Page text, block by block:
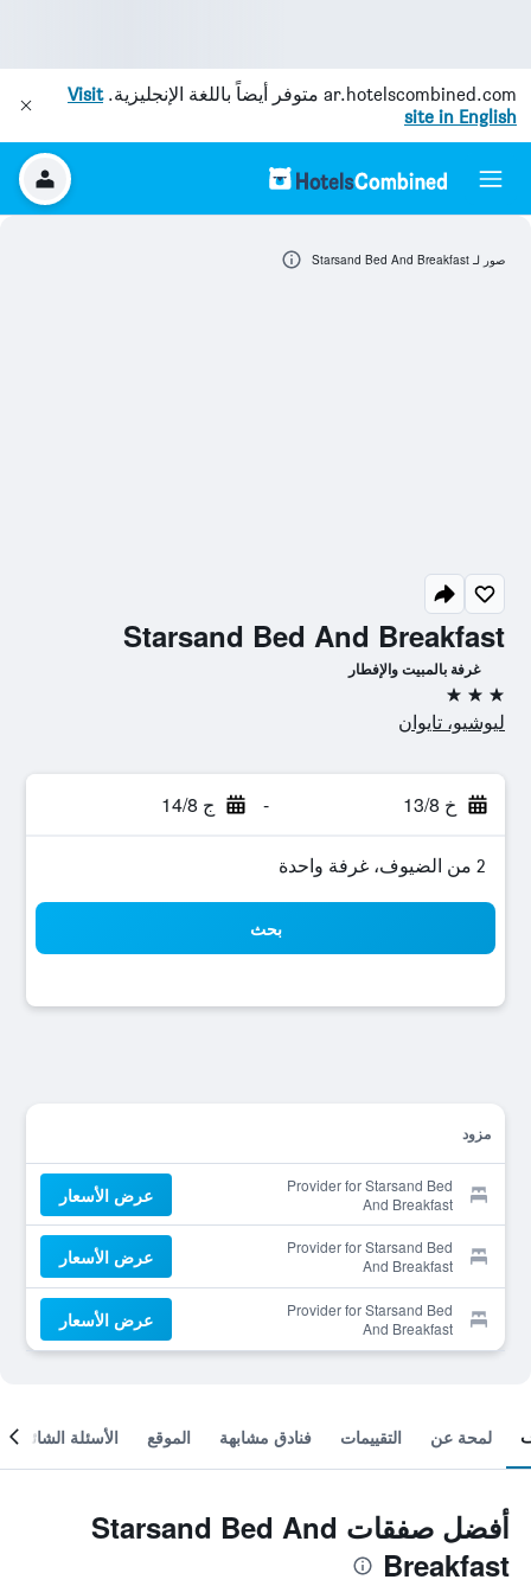
ar.hotelscombined.com متوفر أيضاً باللغة الإنجليزية.Visit
site in English
Starsand Bed And Breakfast
غرفة بالمبيت والإفطار
3 نجوم
ليوشيو، تايوان
خ 13/8 - ج 14/8
2 من الضيوف، غرفة واحدة
بحث
مزود
Provider for Starsand Bed
And Breakfast
عرض الأسعار
Provider for Starsand Bed
And Breakfast
عرض الأسعار
Provider for Starsand Bed
And Breakfast
عرض الأسعار
صور لـ Starsand Bed And Breakfast
لمحة عن التقييمات فنادق مشابهة الموقع الأسئلة الشائعة
أفضل صفقات Starsand Bed And
Breakfast